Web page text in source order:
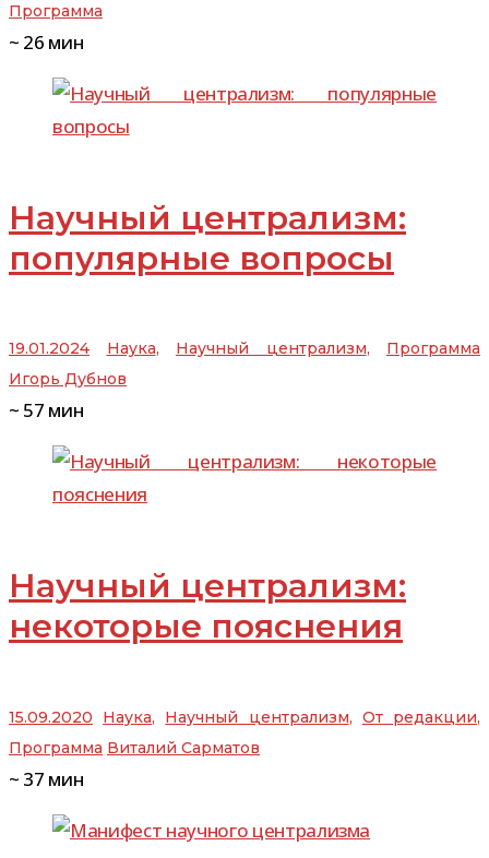
Программа
~ 26 мин
Научный централизм:
популярные вопросы
19.01.2024 Наука, Научный централизм, Программа
Игорь Дубнов
~ 57 мин
Научный централизм:
некоторые пояснения
15.09.2020 Наука, Научный централизм, От редакции,
Программа Виталий Сарматов
~ 37 мин